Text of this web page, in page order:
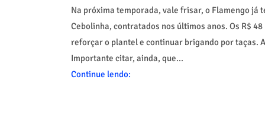
Na próxima temporada, vale frisar, o Flamengo já
Cebolinha, contratados nos últimos anos. Os R$
reforçar o plantel e continuar brigando por taças.
Importante citar, ainda, que...
Continue lendo: